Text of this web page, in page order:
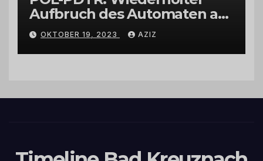
Aufbruch des Automaten am
Wohnmobilstellplatz in
Hermeskeil am Labachweg
OKTOBER 19, 2023 AZIZ